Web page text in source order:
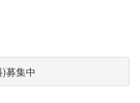
募集中